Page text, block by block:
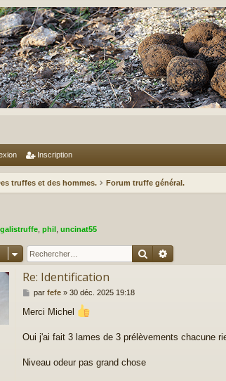
Inscription
truffes et des hommes. Forum truffe général.
galistruffe phil uncinat55
Rechercher
Re: Identification
M
s
a
par fefe» 30 déc. 2025 19:18
Merci Michel
Oui j'ai fait 3 lames de 3 prélèvements chacune
Niveau odeur pas grand chose